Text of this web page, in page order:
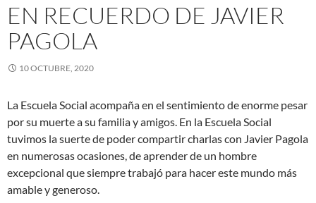
EN RECUERDO DE JAVIER
PAGOLA
10 OCTUBRE, 2020
La Escuela Social acompaña en el sentimiento de enorme pesar
por su muerte a su familia y amigos. En la Escuela Social
tuvimos la suerte de poder compartir charlas con Javier Pagola
en numerosas ocasiones, de aprender de un hombre
excepcional que siempre trabajó para hacer este mundo más
amable y generoso.